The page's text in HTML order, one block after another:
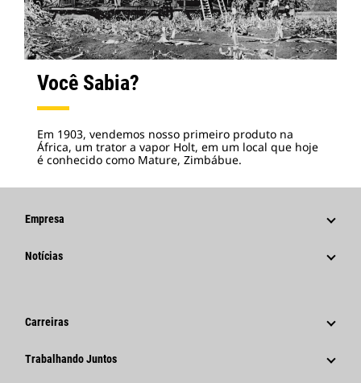
Você Sabia?
Em 1903, vendemos nosso primeiro produto na
África, um trator a vapor Holt, em um local que hoje
é conhecido como Mature, Zimbábue.
Empresa
Estratégia
Código De Conduta
Notícias
Comunicados À Imprensa Corporativos
Carreiras
Por Que A Caterpillar?
Trabalhando Juntos